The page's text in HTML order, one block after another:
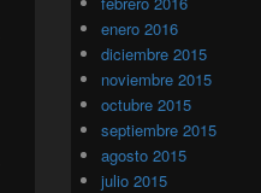
enero 2016
diciembre 2015
noviembre 2015
octubre 2015
septiembre 2015
agosto 2015
julio 2015